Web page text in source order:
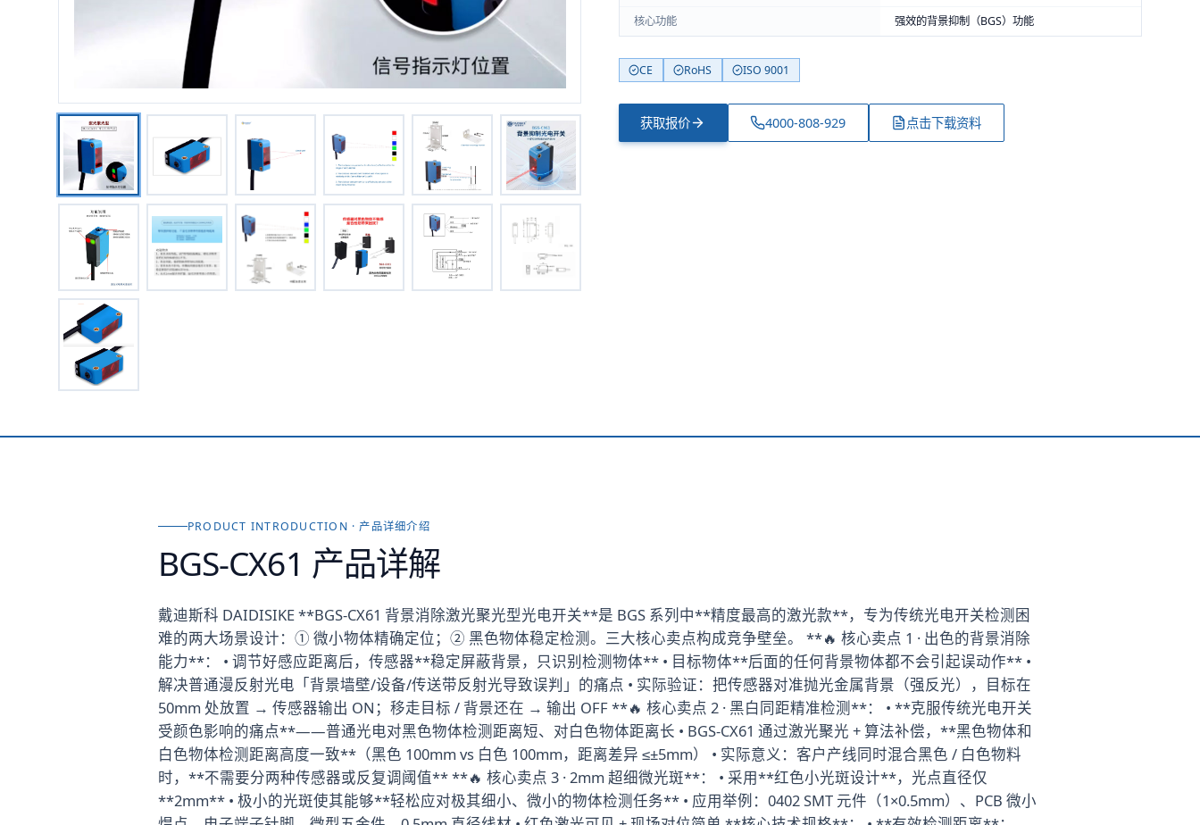
核心功能
强效的背景抑制（BGS）功能
CE RoHS ISO 9001
获取报价 4000-808-929 点击下载资料
PRODUCT INTRODUCTION · 产品详细介绍
BGS-CX61 产品详解
戴迪斯科 DAIDISIKE **BGS-CX61 背景消除激光聚光型光电开关**是 BGS 系列中**精度最高的激光款**，专为传统光电开关检测困
难的两大场景设计：① 微小物体精确定位；② 黑色物体稳定检测。三大核心卖点构成竞争壁垒。 **🔥 核心卖点 1 · 出色的背景消除
能力**： • 调节好感应距离后，传感器**稳定屏蔽背景，只识别检测物体** • 目标物体**后面的任何背景物体都不会引起误动作** •
解决普通漫反射光电「背景墙壁/设备/传送带反射光导致误判」的痛点 • 实际验证：把传感器对准抛光金属背景（强反光），目标在
50mm 处放置 → 传感器输出 ON；移走目标 / 背景还在 → 输出 OFF **🔥 核心卖点 2 · 黑白同距精准检测**： • **克服传统光电开关
受颜色影响的痛点**——普通光电对黑色物体检测距离短、对白色物体距离长 • BGS-CX61 通过激光聚光 + 算法补偿，**黑色物体和
白色物体检测距离高度一致**（黑色 100mm vs 白色 100mm，距离差异 ≤±5mm） • 实际意义：客户产线同时混合黑色 / 白色物料
时，**不需要分两种传感器或反复调阈值** **🔥 核心卖点 3 · 2mm 超细微光斑**： • 采用**红色小光斑设计**，光点直径仅
**2mm** • 极小的光斑使其能够**轻松应对极其细小、微小的物体检测任务** • 应用举例：0402 SMT 元件（1×0.5mm）、PCB 微小